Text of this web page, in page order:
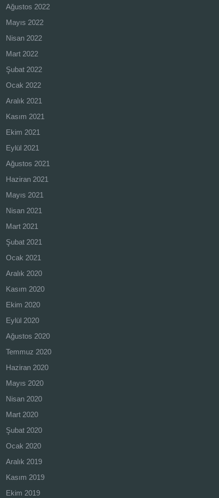
Ağustos 2022
Mayıs 2022
Nisan 2022
Mart 2022
Şubat 2022
Ocak 2022
Aralık 2021
Kasım 2021
Ekim 2021
Eylül 2021
Ağustos 2021
Haziran 2021
Mayıs 2021
Nisan 2021
Mart 2021
Şubat 2021
Ocak 2021
Aralık 2020
Kasım 2020
Ekim 2020
Eylül 2020
Ağustos 2020
Temmuz 2020
Haziran 2020
Mayıs 2020
Nisan 2020
Mart 2020
Şubat 2020
Ocak 2020
Aralık 2019
Kasım 2019
Ekim 2019